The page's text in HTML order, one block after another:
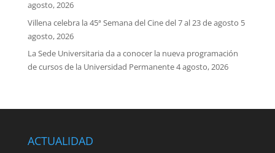
agosto, 2026
Villena celebra la 45ª Semana del Cine del 7 al 23 de agosto 5
agosto, 2026
La Sede Universitaria da a conocer la nueva programación
de cursos de la Universidad Permanente4 agosto, 2026
ACTUALIDAD